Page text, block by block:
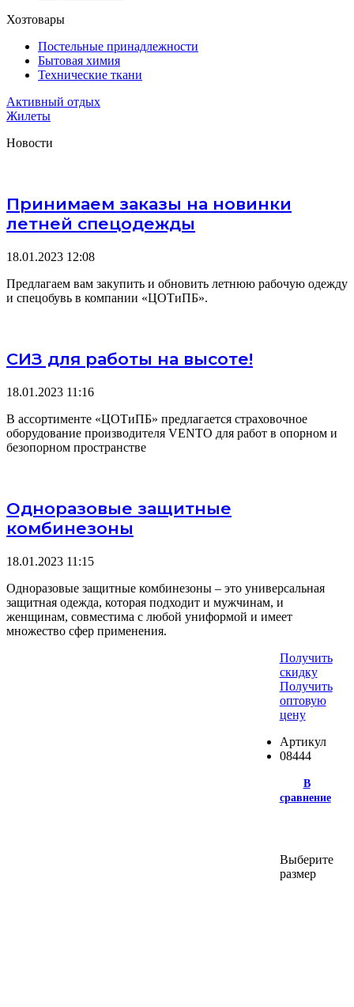
Хозтовары
Постельные принадлежности
Бытовая химия
Технические ткани
Активный отдых
Жилеты
Новости
Принимаем заказы на новинки
летней спецодежды
18.01.2023 12:08
Предлагаем вам закупить и обновить летнюю рабочую одежду
и спецобувь в компании «ЦОТиПБ».
СИЗ для работы на высоте!
18.01.2023 11:16
В ассортименте «ЦОТиПБ» предлагается страховочное
оборудование производителя VENTO для работ в опорном и
безопорном пространстве
Одноразовые защитные
комбинезоны
18.01.2023 11:15
Одноразовые защитные комбинезоны – это универсальная
защитная одежда, которая подходит и мужчинам, и
женщинам, совместима с любой униформой и имеет
множество сфер применения.
Получить
скидку
Получить
оптовую
цену
Артикул
08444
В
сравнение
Выберите
размер